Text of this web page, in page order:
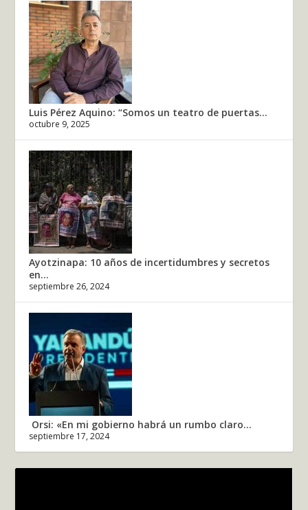
Luis Pérez Aquino: “Somos un teatro de puertas...
octubre 9, 2025
Ayotzinapa: 10 años de incertidumbres y secretos
en...
septiembre 26, 2024
Orsi: «En mi gobierno habrá un rumbo claro...
septiembre 17, 2024